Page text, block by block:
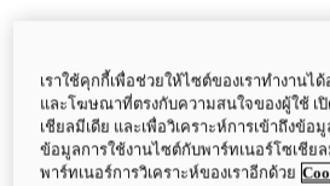
เราใช้คุกกี้เพื่อช่วยให้ไซต์ของเราทำงานไ
และโฆษณาที่ตรงกับความสนใจของผู้ใช้ เ
เชียลมีเดีย และเพื่อวิเคราะห์การเข้าถึงข้อมู
ข้อมูลการใช้งานไซต์กับพาร์ทเนอร์โซเชีย
พาร์ทเนอร์การวิเคราะห์ของเราอีกด้วย